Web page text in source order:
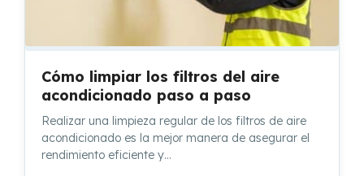
Cómo limpiar los filtros del aire
acondicionado paso a paso
Realizar una limpieza regular de los filtros de aire
acondicionado es la mejor manera de asegurar el
rendimiento eficiente y…